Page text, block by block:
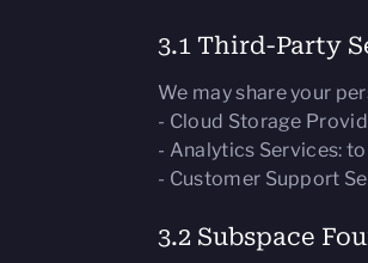
3.1 Third-Party
We may share your
- Cloud Storage
- Analytics Services:
- Customer Support
3.2 Subspace